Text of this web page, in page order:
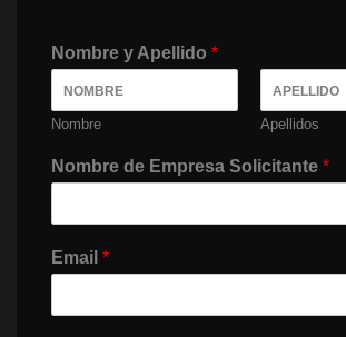
Nombre y Apellido *
Nombre Apellido
Nombre de Empresa Solicitante *
Email *